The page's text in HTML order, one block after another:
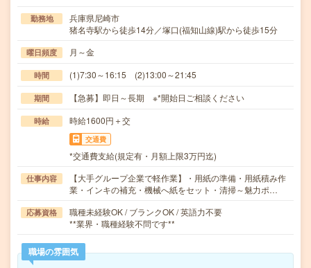
勤務地
兵庫県尼崎市
猪名寺駅から徒歩14分／塚口(福知山線)駅から徒歩15分
曜日頻度 月～金
時間 (1)7:30～16:15 (2)13:00～21:45
期間 【急募】即日～長期 ※*開始日ご相談ください
時給 時給1600円＋交
交通費
*交通費支給(規定有・月額上限3万円迄)
仕事内容
【大手グループ企業で軽作業】・用紙の準備・用紙積み作
業・インキの補充・機械へ紙をセット・清掃～魅力ポ…
応募資格
職種未経験OK / ブランクOK / 英語力不要
**業界・職種経験不問です**
職場の雰囲気